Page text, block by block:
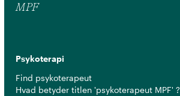
MPF
Psykoterapi
Find psykoterapeut
Hvad betyder titlen 'psykoterapeut MPF' ?